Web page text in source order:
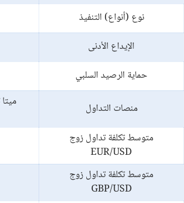
نوع (أنواع) التنفيذ
الإيداع الأدنى
حماية الرصيد السلبي
منصات التداول
متوسط تكلفة تداول زوج
EUR/USD
متوسط تكلفة تداول زوج
GBP/USD